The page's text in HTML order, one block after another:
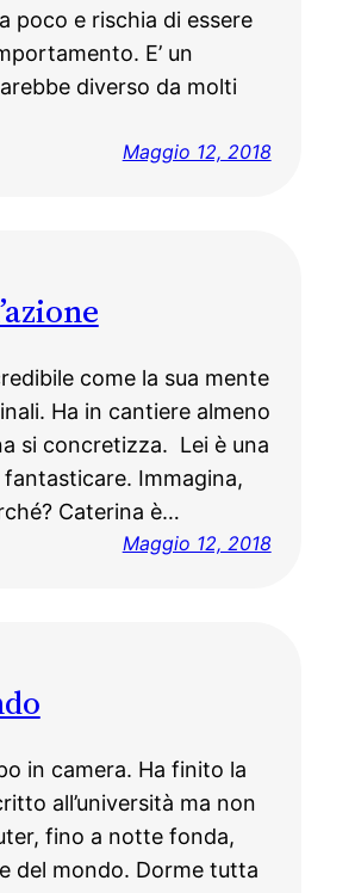
poco e rischia di essere
E’ un
diverso da molti
Maggio 12, 2018
come la sua mente
Ha in cantiere almeno
si concretizza. Lei è una
Immagina,
Caterina è…
Maggio 12, 2018
in camera. Ha finito la
all’università ma non
fino a notte fonda,
del mondo. Dorme tutta